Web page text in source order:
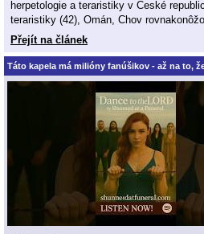
herpetologie a teraristiky v České
teraristiky (42), Omán, Chov
Přejít na článek
Táto kapela má milióny fanúšikov - až na to,